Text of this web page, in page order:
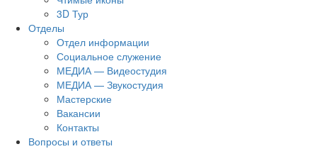
3D Тур
Отделы
Отдел информации
Социальное служение
МЕДИА — Видеостудия
МЕДИА — Звукостудия
Мастерские
Вакансии
Контакты
Вопросы и ответы